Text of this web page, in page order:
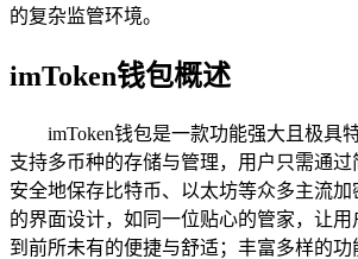
的复杂监管环境。
imToken钱包概述
imToken钱包是一款功能强大且极具
支持多币种的存储与管理，用户只需通
安全地保存比特币、以太坊等众多主流
的界面设计，如同一位贴心的管家，让
到前所未有的便捷与舒适；丰富多样的